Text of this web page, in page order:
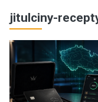
jitulciny-